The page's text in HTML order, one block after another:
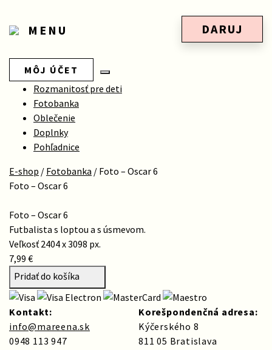
MENU DARUJ
MÔJ ÚČET
Rozmanitosť pre deti
Fotobanka
Oblečenie
Doplnky
Pohľadnice
E-shop / Fotobanka / Foto – Oscar 6
Foto – Oscar 6
Foto – Oscar 6
Futbalista s loptou a s úsmevom.
Veľkosť 2404 x 3098 px.
7,99 €
Pridať do košíka
Kontakt:
info@mareena.sk
0948 113 947
Korešpondenčná adresa:
Kýčerského 8
811 05 Bratislava